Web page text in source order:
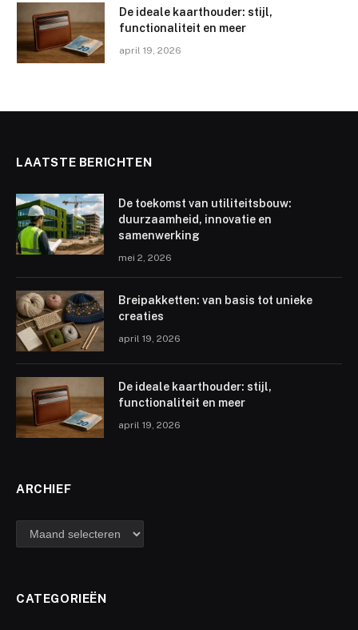
De ideale kaarthouder: stijl,
functionaliteit en meer
april 19, 2026
LAATSTE BERICHTEN
De toekomst van utiliteitsbouw:
duurzaamheid, innovatie en
samenwerking
mei 2, 2026
Breipakketten: van basis tot unieke
creaties
april 19, 2026
De ideale kaarthouder: stijl,
functionaliteit en meer
april 19, 2026
ARCHIEF
archief
CATEGORIEËN